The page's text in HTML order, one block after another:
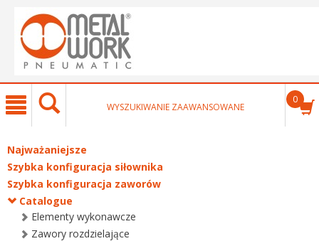
text.skipToContent
text.skipToNavigation
WYSZUKIWANIE ZAAWANSOWANE
0
Najważaniejsze
Szybka konfiguracja siłownika
Szybka konfiguracja zaworów
Catalogue
Elementy wykonawcze
Zawory rozdzielające